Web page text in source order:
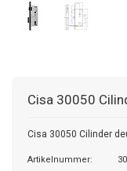
Cisa 30050
Cisa 30050 Cilinder
Artikelnummer: